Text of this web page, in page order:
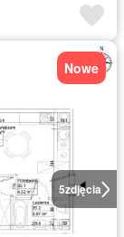
5zdjęcia
Nowe